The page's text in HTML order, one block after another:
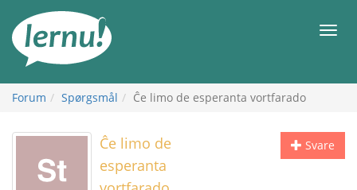
indholdet
Forum Spørgsmål Ĉe limo de esperanta vortfarado
Svare
Ĉe limo de
esperanta